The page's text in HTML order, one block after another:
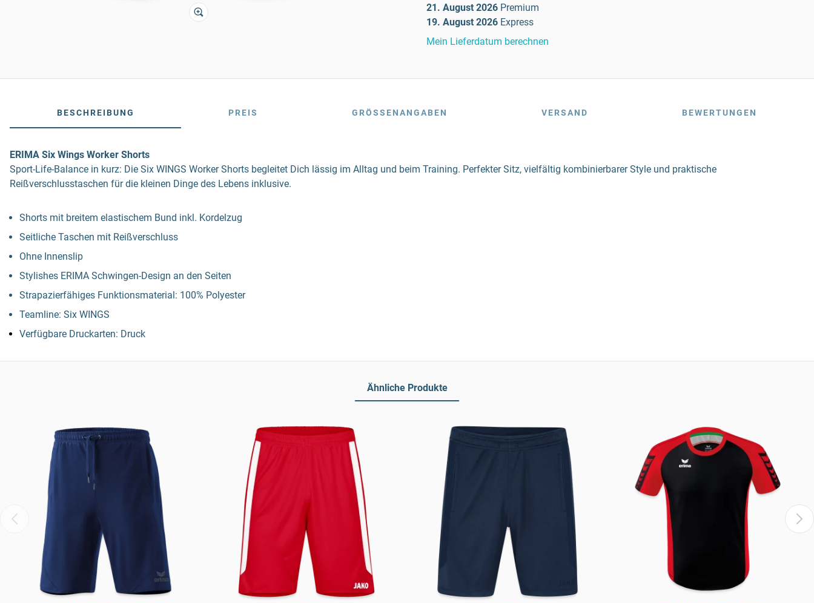
21. August 2026 Premium
19. August 2026 Express
Mein Lieferdatum berechnen
BESCHREIBUNG PREIS GRÖSSENANGABEN VERSAND BEWERTUNGEN
ERIMA Six Wings Worker Shorts
Sport-Life-Balance in kurz: Die Six WINGS Worker Shorts begleitet Dich lässig im Alltag und beim Training. Perfekter Sitz, vielfältig kombinierbarer Style und praktische
Reißverschlusstaschen für die kleinen Dinge des Lebens inklusive.
Shorts mit breitem elastischem Bund inkl. Kordelzug
Seitliche Taschen mit Reißverschluss
Ohne Innenslip
Stylishes ERIMA Schwingen-Design an den Seiten
Strapazierfähiges Funktionsmaterial: 100% Polyester
Teamline: Six WINGS
Verfügbare Druckarten: Druck
Ähnliche Produkte